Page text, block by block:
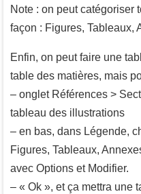
Note : on peut catégoriser
façon : Figures, Tableaux,
Enfin, on peut faire une
table des matières, mais
– onglet Références >
tableau des illustrations
– en bas, dans Légende,
Figures, Tableaux,
avec Options et Modifier.
– « Ok », et ça mettra une